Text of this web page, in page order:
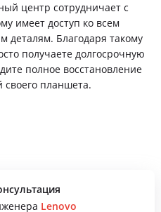
центр сотрудничает с
имеет доступ ко всем
Благодаря такому
получаете долгосрочную
полное восстановление
планшета.
Lenovo